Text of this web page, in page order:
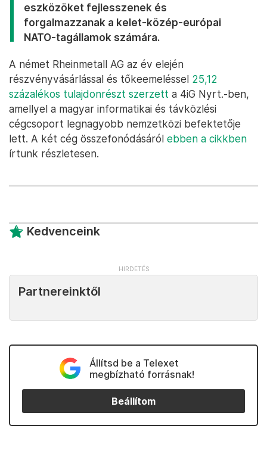
eszközöket fejlesszenek és
forgalmazzanak a kelet-közép-európai
NATO-tagállamok számára.
A német Rheinmetall AG az év elején
részvényvásárlással és tőkeemeléssel 25,12
százalékos tulajdonrészt szerzett a 4iG Nyrt.-ben,
amellyel a magyar informatikai és távközlési
cégcsoport legnagyobb nemzetközi befektetője
lett. A két cég összefonódásáról ebben a cikkben
írtunk részletesen.
Kedvenceink
Partnereinktől
Állítsd be a Telexet
megbízható forrásnak!
Beállítom